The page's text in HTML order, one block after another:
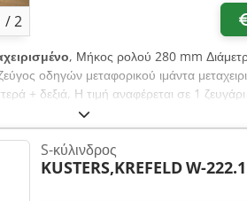
/2
, Μήκος ρολού 280 mm
οδηγών μεταφορικού ιμάντα
+ δεξιά, Η τιμή αναφέρεται σε 1
S-κύλινδρος
KUSTERS,KREFELDW-